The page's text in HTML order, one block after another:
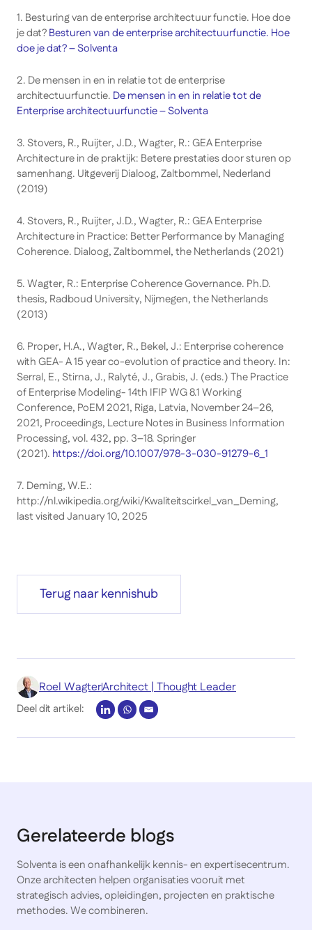
1. Besturing van de enterprise architectuur functie. Hoe doe
je dat?Besturen van de enterprise architectuurfunctie. Hoe
doe je dat? – Solventa
2. De mensen in en in relatie tot de enterprise
architectuurfunctie. De mensen in en in relatie tot de
Enterprise architectuurfunctie – Solventa
3. Stovers, R., Ruijter, J.D., Wagter, R.: GEA Enterprise
Architecture in de praktijk: Betere prestaties door sturen op
samenhang. Uitgeverij Dialoog, Zaltbommel, Nederland
(2019)
4. Stovers, R., Ruijter, J.D., Wagter, R.: GEA Enterprise
Architecture in Practice: Better Performance by Managing
Coherence. Dialoog, Zaltbommel, the Netherlands (2021)
5. Wagter, R.: Enterprise Coherence Governance. Ph.D.
thesis, Radboud University, Nijmegen, the Netherlands
(2013)
6. Proper, H.A., Wagter, R., Bekel, J.: Enterprise coherence
with GEA- A 15 year co-evolution of practice and theory. In:
Serral, E., Stirna, J., Ralyté, J., Grabis, J. (eds.) The Practice
of Enterprise Modeling- 14th IFIP WG 8.1 Working
Conference, PoEM 2021, Riga, Latvia, November 24–26,
2021, Proceedings, Lecture Notes in Business Information
Processing, vol. 432, pp. 3–18. Springer
(2021). https://doi.org/10.1007/978-3-030-91279-6_1
7. Deming, W.E.:
http://nl.wikipedia.org/wiki/Kwaliteitscirkel_van_Deming,
last visited January 10, 2025
Terug naar kennishub
Roel WagterArchitect | Thought Leader
Deel dit artikel:
Gerelateerde blogs
Solventa is een onafhankelijk kennis- en expertisecentrum.
Onze architecten helpen organisaties vooruit met
strategisch advies, opleidingen, projecten en praktische
methodes. We combineren.